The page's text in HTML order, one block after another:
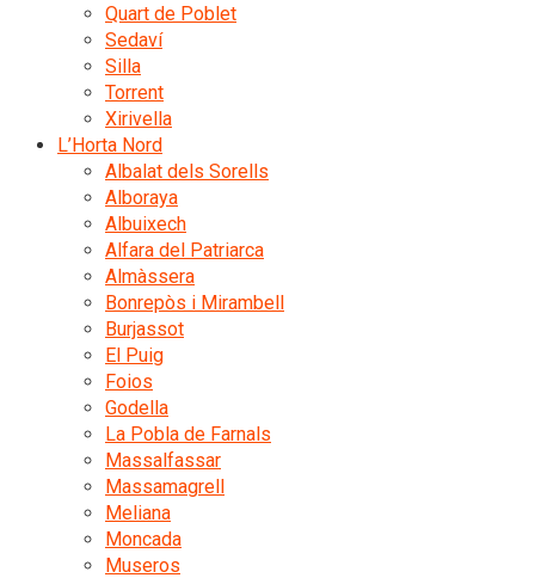
Quart de Poblet
Sedaví
Silla
Torrent
Xirivella
L’Horta Nord
Albalat dels Sorells
Alboraya
Albuixech
Alfara del Patriarca
Almàssera
Bonrepòs i Mirambell
Burjassot
El Puig
Foios
Godella
La Pobla de Farnals
Massalfassar
Massamagrell
Meliana
Moncada
Museros